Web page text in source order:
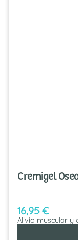
Cremigel
16,95 €
Alivio muscular y